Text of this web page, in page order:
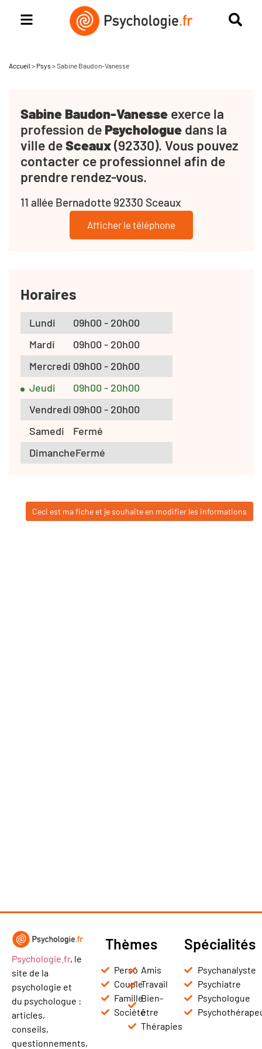
Accueil > Psys >Sabine Baudon-Vanesse
Sabine Baudon-Vanesse exerce la
profession dePsychologue dans la
ville deSceaux(92330). Vous pouvez
contacter ce professionnel afin de
prendre rendez-vous.
11 allée Bernadotte 92330 Sceaux
Afficher le téléphone
Horaires
Lundi
09h00 - 20h00
Mardi
09h00 - 20h00
Mercredi 09h00 - 20h00
Jeudi
09h00 - 20h00
Vendredi 09h00 - 20h00
Samedi
Fermé
DimancheFermé
Ceci est ma fiche et je souhaite en modifier les informations
Psychologie.fr, le
site de la
psychologie et
du psychologue :
articles,
conseils,
questionnements,
Thèmes
Perso
Couple
Famille
Société
Amis
Travail
Bien-
être
Thérapies
Spécialités
Psychanalyste
Psychiatre
Psychologue